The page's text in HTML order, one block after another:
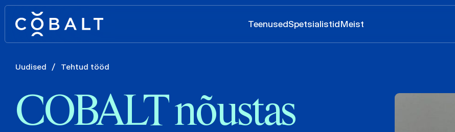
TeenusedSpetsialistidMeist
Uudised / Tehtud tööd
COBALT nõustas